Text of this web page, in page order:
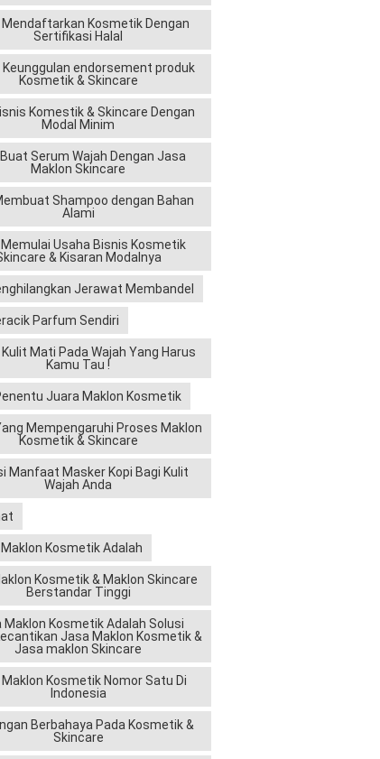
Mendaftarkan Kosmetik Dengan
Sertifikasi Halal
Keunggulan endorsement produk
Kosmetik & Skincare
Komestik & Skincare Dengan
Modal Minim
Serum Wajah Dengan Jasa
Maklon Skincare
Shampoo dengan Bahan
Alami
Usaha Bisnis Kosmetik
& Kisaran Modalnya
Jerawat Membandel
Parfum Sendiri
Kulit Mati Pada Wajah Yang Harus
Kamu Tau !
Juara Maklon Kosmetik
Mempengaruhi Proses Maklon
Kosmetik & Skincare
Manfaat Masker Kopi Bagi Kulit
Wajah Anda
Kosmetik Adalah
Kosmetik & Maklon Skincare
Berstandar Tinggi
Maklon Kosmetik Adalah Solusi
Jasa Maklon Kosmetik &
Jasa maklon Skincare
Kosmetik Nomor Satu Di
Indonesia
Berbahaya Pada Kosmetik &
Skincare